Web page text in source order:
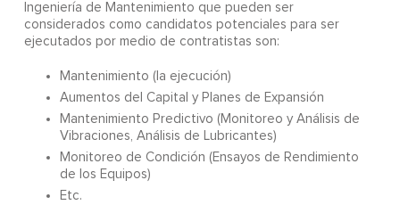
Ingeniería de Mantenimiento que pueden ser
considerados como candidatos potenciales para ser
ejecutados por medio de contratistas son:
Mantenimiento (la ejecución)
Aumentos del Capital y Planes de Expansión
Mantenimiento Predictivo (Monitoreo y Análisis de
Vibraciones, Análisis de Lubricantes)
Monitoreo de Condición (Ensayos de Rendimiento
de los Equipos)
Etc.